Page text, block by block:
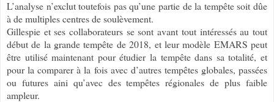
L’analyse n’exclut toutefois pas qu’une partie de la tempête soit dûe
à de multiples centres de soulèvement.
Gillespie et ses collaborateurs se sont avant tout intéressés au tout
début de la grande tempête de 2018, et leur modèle EMARS peut
être utilisé maintenant pour étudier la tempête dans sa totalité, et
pour la comparer à la fois avec d’autres tempêtes globales, passées
ou futures aini qu’avec des tempêtes régionales de plus faible
ampleur.